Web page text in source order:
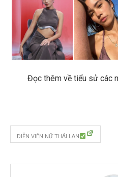
Đọc thêm về tiểu sử các
DIỄN VIÊN NỮ THÁI LAN